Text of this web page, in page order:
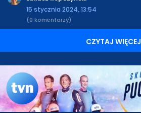
15 stycznia 2024, 13:54
(0 komentarzy)
CZYTAJ WIĘCEJ